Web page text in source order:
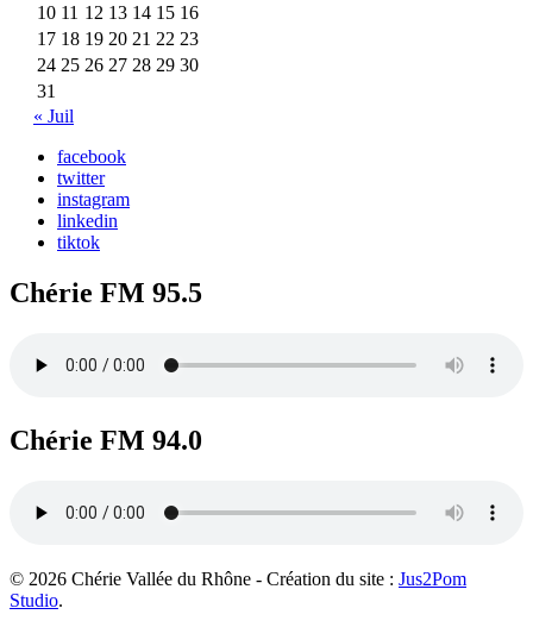
10 11 12 13 14 15 16
17 18 19 20 21 22 23
24 25 26 27 28 29 30
31
« Juil
facebook
twitter
instagram
linkedin
tiktok
Chérie FM 95.5
Chérie FM 94.0
© 2026 Chérie Vallée du Rhône - Création du site : Jus2Pom
Studio.